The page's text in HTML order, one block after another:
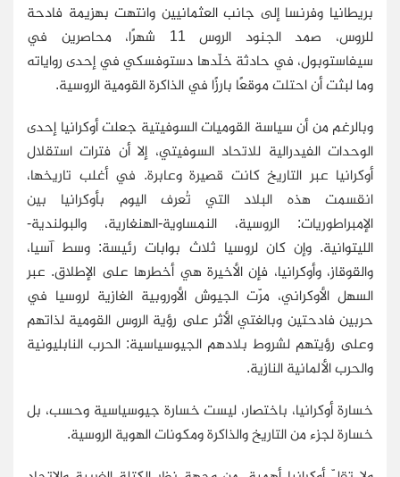
بريطانيا وفرنسا إلى جانب العثمانيين وانتهت بهزيمة فادحة
للروس، صمد الجنود الروس 11 شهرًا، محاصرين في
سيفاستوبول، في حادثة خلّدها دستوفسكي في إحدى رواياته
وما لبثت أن احتلت موقعًا بارزًا في الذاكرة القومية الروسية.
وبالرغم من أن سياسة القوميات السوفيتية جعلت أوكرانيا إحدى
الوحدات الفيدرالية للاتحاد السوفيتي، إلا أن فترات استقلال
أوكرانيا عبر التاريخ كانت قصيرة وعابرة. في أغلب تاريخها،
انقسمت هذه البلاد التي تُعرف اليوم بأوكرانيا بين
الإمبراطوريات: الروسية، النمساوية-الهنغارية، والبولندية-
الليتوانية. وإن كان لروسيا ثلاث بوابات رئيسة: وسط آسيا،
والقوقاز، وأوكرانيا، فإن الأخيرة هي أخطرها على الإطلاق. عبر
السهل الأوكراني، مرّت الجيوش الأوروبية الغازية لروسيا في
حربين فادحتين وبالغتي الأثر على رؤية الروس القومية لذاتهم
وعلى رؤيتهم لشروط بلادهم الجيوسياسية: الحرب النابليونية
والحرب الألمانية النازية.
خسارة أوكرانيا، باختصار، ليست خسارة جيوسياسية وحسب، بل
خسارة لجزء من التاريخ والذاكرة ومكونات الهوية الروسية.